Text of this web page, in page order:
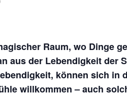
Raum, wo Dinge
aus der Lebendigkeit der
können sich in
willkommen – auch